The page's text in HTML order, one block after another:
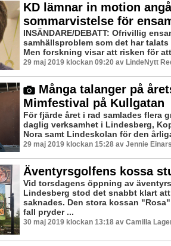
KD lämnar in motion
sommarvistelse för
INSÄNDARE/DEBATT: Ofrivillig
samhällsproblem som det har
Men forskning visar att risken för
29 maj 2019 klockan 09:20 av LindeNytt
Många talanger på
Mimfestival på Kullgatan
För fjärde året i rad samlades flera
daglig verksamhet i Lindesberg,
Nora samt Lindeskolan för den
29 maj 2019 klockan 15:28 av Jennie
Äventyrsgolfens kossa
Vid torsdagens öppning av
Lindesberg stod det snabbt klart
saknades. Den stora kossan
fall pryder ...
30 maj 2019 klockan 13:18 av Camilla